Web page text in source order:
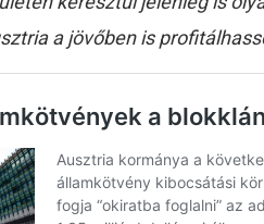
a jövőben is